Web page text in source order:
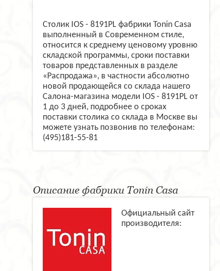
Столик IOS - 8191PL фабрики Tonin Casa
выполненный в Современном стиле,
относится к среднему ценовому уровню
складской программы, сроки поставки
товаров представленных в разделе
«Распродажа», в частности абсолютно
новой продающейся со склада нашего
Салона-магазина модели IOS - 8191PL от
1 до 3 дней, подробнее о сроках
поставки столика со склада в Москве вы
можете узнать позвонив по телефонам:
(495)181-55-81
Описание фабрики Tonin Casa
Официальный сайт
производителя: